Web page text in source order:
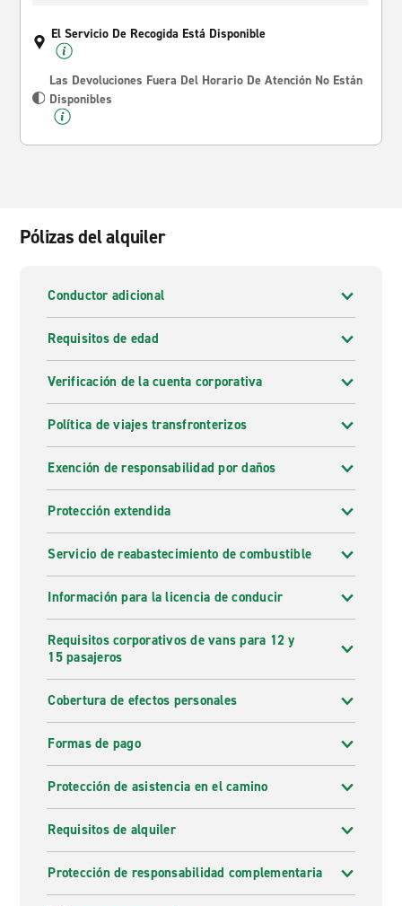
El Servicio De Recogida Está Disponible
Las Devoluciones Fuera Del Horario De Atención No Están
Disponibles
Pólizas del alquiler
Conductor adicional
Requisitos de edad
Verificación de la cuenta corporativa
Política de viajes transfronterizos
Exención de responsabilidad por daños
Protección extendida
Servicio de reabastecimiento de combustible
Información para la licencia de conducir
Requisitos corporativos de vans para 12 y
15 pasajeros
Cobertura de efectos personales
Formas de pago
Protección de asistencia en el camino
Requisitos de alquiler
Protección de responsabilidad complementaria